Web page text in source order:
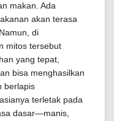
makan. Ada
akan terasa
di
mitos tersebut
yang tepat,
bisa menghasilkan
berlapis
terletak pada
dasar—manis,